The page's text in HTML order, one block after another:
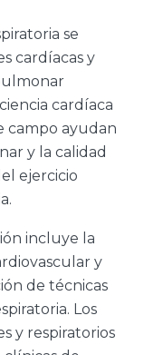
se
cardíacas y
cardíaca
campo ayudan
y la calidad
ejercicio
incluye la
y
de técnicas
Los
y respiratorios